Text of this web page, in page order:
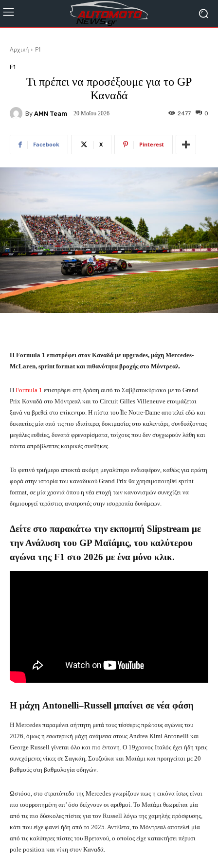
Αρχική F1
F1
Τι πρέπει να προσέξουμε για το GP
Καναδά
By AMN Team 20 Μαΐου 2026 0
2477
Facebook X Pinterest
Η Formula 1 επιστρέφει στον Καναδά με upgrades, μάχη Mercedes-
McLaren, sprint format και πιθανότητα βροχής στο Μόντρεαλ.
Η Formula 1 επιστρέφει στη δράση αυτό το Σαββατοκύριακο με το Grand
Prix Καναδά στο Μόντρεαλ και το Circuit Gilles Villeneuve ετοιμάζεται
ξανά να βρεθεί στο επίκεντρο. Η πίστα του Île Notre-Dame αποτελεί εδώ και
δεκαετίες μία από τις πιο ιδιαίτερες δοκιμασίες στο καλεντάρι, συνδυάζοντας
μεγάλες ευθείες, δυνατά φρεναρίσματα, τοίχους που δεν συγχωρούν λάθη και
πάντα απρόβλεπτες καιρικές συνθήκες.
Το φετινό τριήμερο αποκτά ακόμη μεγαλύτερο ενδιαφέρον, καθώς για πρώτη
φορά στην ιστορία του καναδικού Grand Prix θα χρησιμοποιηθεί sprint
format, σε μία χρονιά όπου η νέα εποχή των κανονισμών συνεχίζει να
δημιουργεί τεράστιες ανατροπές στην ισορροπία δυνάμεων.
Δείτε στο παρακάτω την εκπομπή Slipstream με
την Ανάλυση του GP Μαϊάμις, του καλύτερου
αγώνα της F1 στο 2026 με ένα μόνο κλικ.
Η μάχη Antonelli–Russell μπαίνει σε νέα φάση
Η Mercedes παραμένει αήττητη μετά τους τέσσερις πρώτους αγώνες του
2026, όμως η εσωτερική μάχη ανάμεσα στους Andrea Kimi Antonelli και
George Russell γίνεται όλο και πιο έντονη. Ο 19χρονος Ιταλός έχει ήδη τρεις
συνεχόμενες νίκες σε Σαγκάη, Σουζούκα και Μαϊάμι και προηγείται με 20
βαθμούς στη βαθμολογία οδηγών.
Ωστόσο, στο στρατόπεδο της Mercedes γνωρίζουν πως η εικόνα ίσως είναι
πιο ισορροπημένη απ’ όσο δείχνουν οι αριθμοί. Το Μαϊάμι θεωρείται μία
από τις πιο δύσκολες πίστες για τον Russell λόγω της χαμηλής πρόσφυσης,
κάτι που είχε φανεί ήδη από το 2025. Αντίθετα, το Μόντρεαλ αποτελεί μία
από τις καλύτερες πίστες του Βρετανού, ο οποίος είχε κατακτήσει πέρυσι
pole position και νίκη στον Καναδά.